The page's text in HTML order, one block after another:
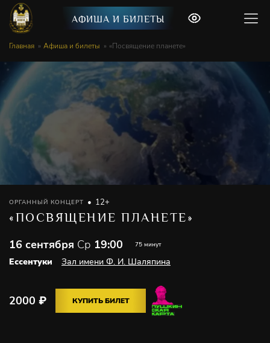
АФИША И БИЛЕТЫ
Главная Афиша и билеты «Посвящение планете»
ОРГАННЫЙ КОНЦЕРТ 12+
«ПОСВЯЩЕНИЕ ПЛАНЕТЕ»
16 сентября Ср 19:00 75 минут
Ессентуки Зал имени Ф. И. Шаляпина
2000 ₽ КУПИТЬ БИЛЕТ